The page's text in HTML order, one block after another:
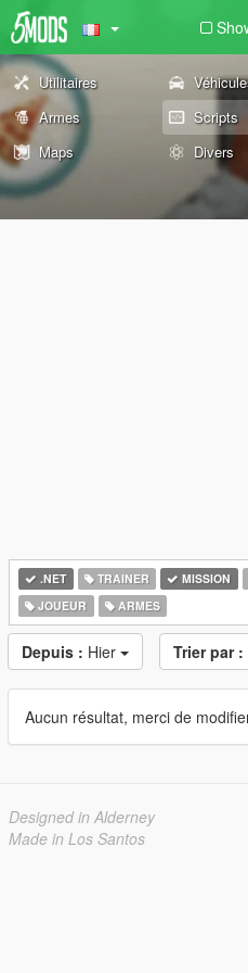
Utilitaires
Armes
Scripts
Maps
Divers
.NET TRAINER MISSION
JOUEUR
ARMES
Depuis : Hier Trier par :
Aucun résultat, merci de
Designed in Alderney
Made in Los Santos